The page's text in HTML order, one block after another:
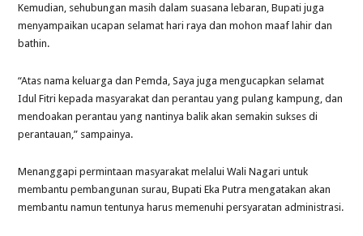
Kemudian, sehubungan masih dalam suasana lebaran, Bupati juga
menyampaikan ucapan selamat hari raya dan mohon maaf lahir dan
bathin.
“Atas nama keluarga dan Pemda, Saya juga mengucapkan selamat
Idul Fitri kepada masyarakat dan perantau yang pulang kampung, dan
mendoakan perantau yang nantinya balik akan semakin sukses di
perantauan,” sampainya.
Menanggapi permintaan masyarakat melalui Wali Nagari untuk
membantu pembangunan surau, Bupati Eka Putra mengatakan akan
membantu namun tentunya harus memenuhi persyaratan administrasi.